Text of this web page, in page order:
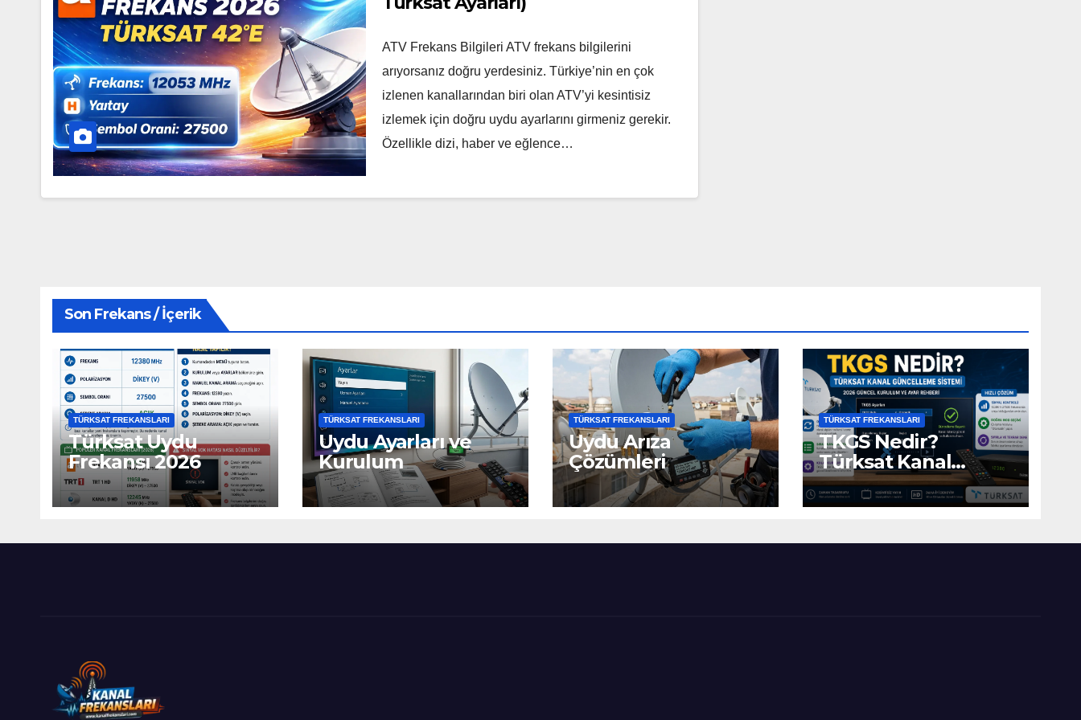
ATV Frekans Bilgileri ATV frekans bilgilerini
arıyorsanız doğru yerdesiniz. Türkiye’nin en çok
izlenen kanallarından biri olan ATV’yi kesintisiz
izlemek için doğru uydu ayarlarını girmeniz gerekir.
Özellikle dizi, haber ve eğlence…
Son Frekans / İçerik
TÜRKSAT FREKANSLARI
Türksat Uydu
Frekansı 2026
TÜRKSAT FREKANSLARI
Uydu Ayarları ve
Kurulum
TÜRKSAT FREKANSLARI
Uydu Arıza
Çözümleri
TÜRKSAT FREKANSLARI
TKGS Nedir?
Türksat Kanal
Güncelleme Sistemi
(2026 Ayarları)